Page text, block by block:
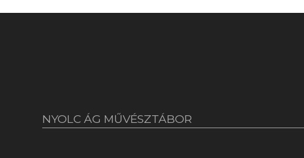
NYOLC ÁG MŰVÉSZTÁBOR